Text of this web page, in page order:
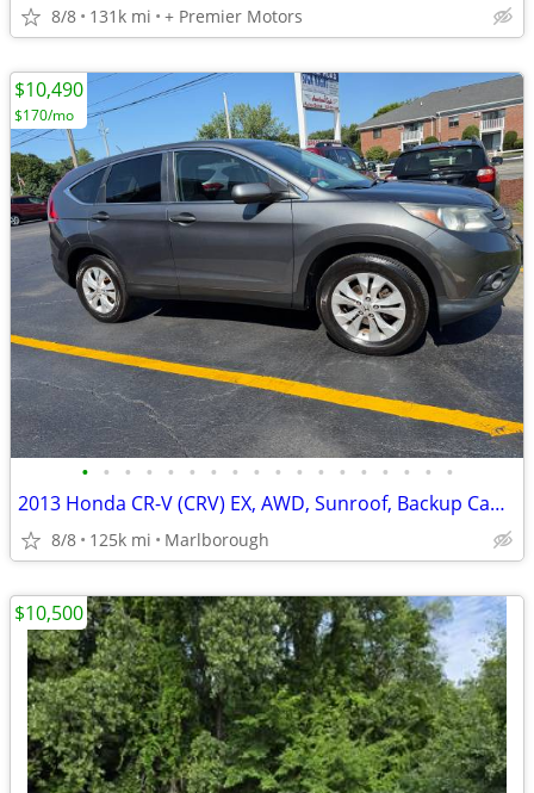
8/8 131k mi + Premier Motors
• • • • • • • • • • • • • • • • • •
2013 Honda CR-V (CRV) EX, AWD, Sunroof, Backup Camera
8/8 125k mi Marlborough
$10,490
$170/mo
$10,500